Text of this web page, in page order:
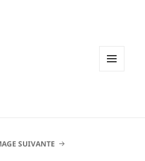
SUIVANTE